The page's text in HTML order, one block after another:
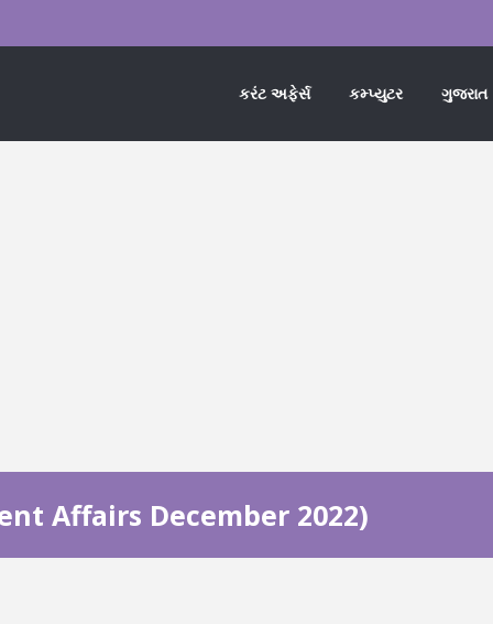
કરંટ અફેર્સ કમ્પ્યુટર ગુજરાત
Affairs December 2022)